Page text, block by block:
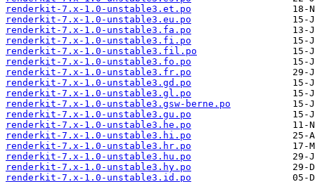
renderkit-7.x-1.0-unstable3.et.po
renderkit-7.x-1.0-unstable3.eu.po
renderkit-7.x-1.0-unstable3.fa.po
renderkit-7.x-1.0-unstable3.fi.po
renderkit-7.x-1.0-unstable3.fil.po
renderkit-7.x-1.0-unstable3.fo.po
renderkit-7.x-1.0-unstable3.fr.po
renderkit-7.x-1.0-unstable3.gd.po
renderkit-7.x-1.0-unstable3.gl.po
renderkit-7.x-1.0-unstable3.gsw-berne.po
renderkit-7.x-1.0-unstable3.gu.po
renderkit-7.x-1.0-unstable3.he.po
renderkit-7.x-1.0-unstable3.hi.po
renderkit-7.x-1.0-unstable3.hr.po
renderkit-7.x-1.0-unstable3.hu.po
renderkit-7.x-1.0-unstable3.hy.po
renderkit-7.x-1.0-unstable3.id.po